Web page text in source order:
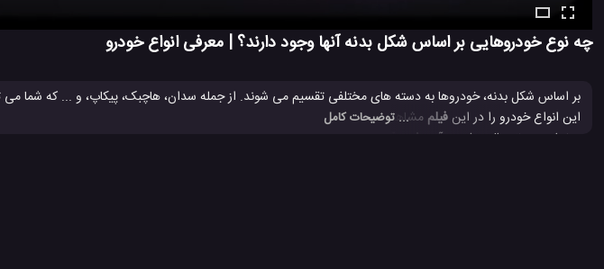
Ad - 00:29
چه نوع خودروهایی بر اساس شکل بدنه آنها وجود دارند؟ | معرفی انواع خودرو
بر اساس شکل بدنه، خودروها به دسته های مختلفی تقسیم می شوند. از جمله سدان، هاچبک، پیکاپ، و ... که شما می
این انواع خودرو را در این فیلم مشاهده کنید.
100 بازدید
3 سال پیش آموزش
... توضیحات کامل